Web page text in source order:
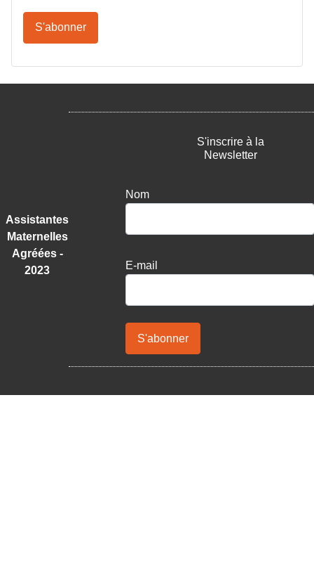
S'abonner
Assistantes
Maternelles
Agréées -
2023
S'inscrire à la
Newsletter
Nom
E-mail
S'abonner